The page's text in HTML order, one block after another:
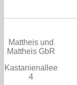
Mattheis und
Mattheis GbR
Kastanienallee
4